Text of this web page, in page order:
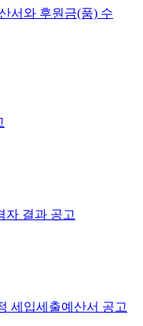
서와 후원금(품) 수
자 결과 공고
세입세출예산서 공고